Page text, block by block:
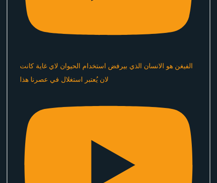
الفيغن هو الانسان الذي بيرفض استخدام الحيوان لاي غاية كانت